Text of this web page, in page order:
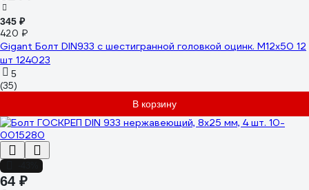
345 ₽
420 ₽
Gigant Болт DIN933 с шестигранной головкой оцинк. М12x50 12
шт 124023
5
(35)
В корзину
64 ₽